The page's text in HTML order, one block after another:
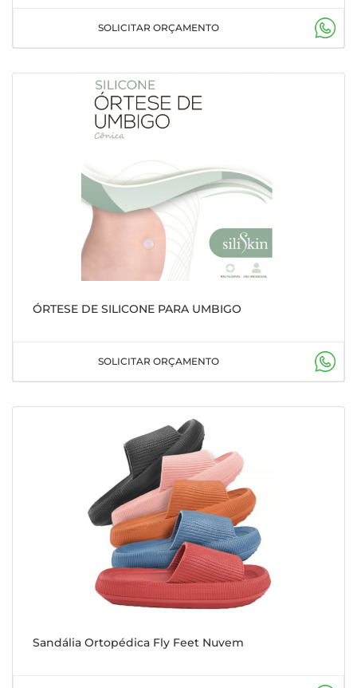
SOLICITAR ORÇAMENTO
ÓRTESE DE SILICONE PARA UMBIGO
SOLICITAR ORÇAMENTO
Sandália Ortopédica Fly Feet Nuvem